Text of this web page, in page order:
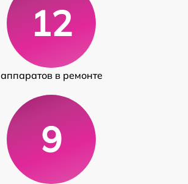
12
аппаратов в ремонте
9